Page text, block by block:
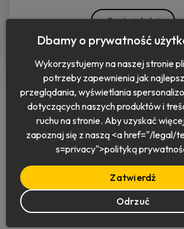
Czytaj dalej
Polski
© 2026 Keeper Security,
Dbamy o prywatność
Wykorzystujemy na naszej stronie
potrzeby zapewnienia jak
przeglądania, wyświetlania
dotyczących naszych produktów i
ruchu na stronie. Aby uzyskać
zapoznaj się z naszą <a href="/legal/
s=privacy">polityką
Zatwierdź
Odrzuć